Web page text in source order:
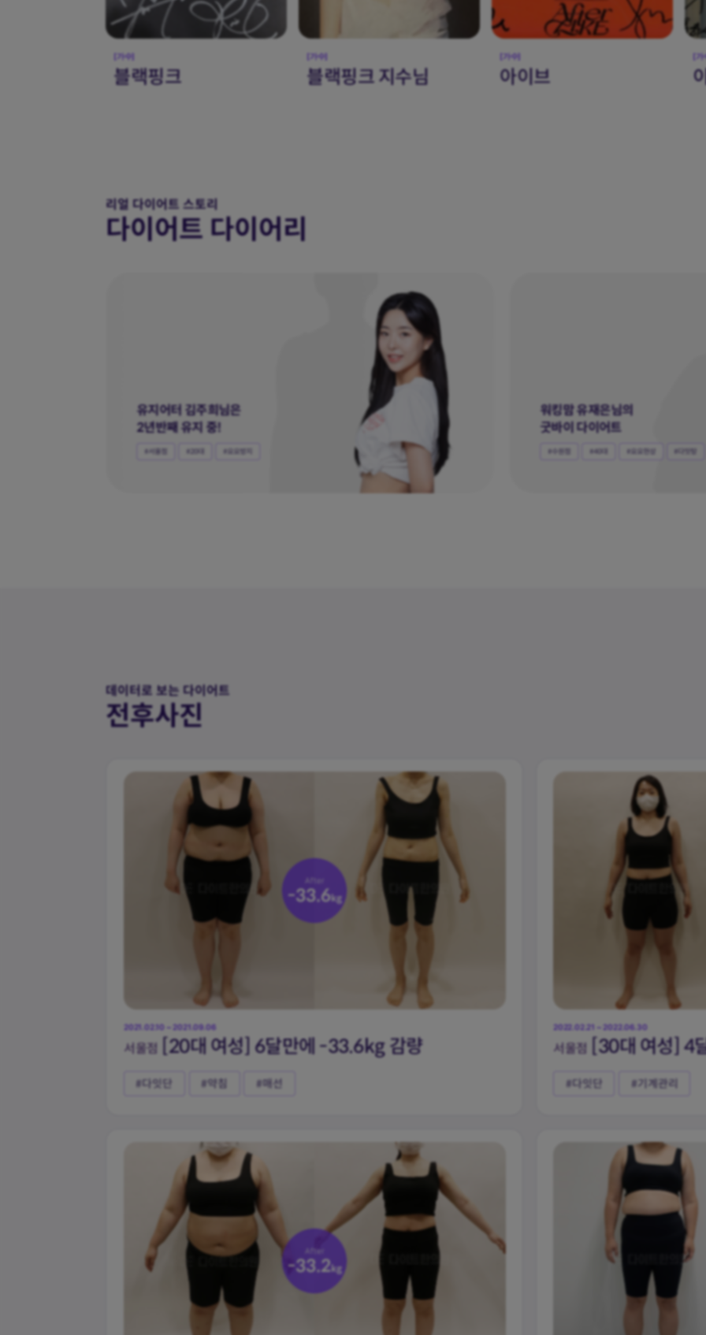
[가수]
블랙핑크 지수님
[가수]
아이브
[가수]
이찬원님
[
리얼 다이어트 스토리
다이어트 다이어리
워킹맘 유재은님의
굿바이 다이어트
#수원점 #40대 #요요현상
20대 직장인 윤희님의
요요없는 다이어트
#서울점 #20대 #요요현상 #다잇탕
데이터로 보는 다이어트
전후사진
After
-33.6kg
2021.02.10 ~ 2021.09.06
서울점 [20대 여성] 6달만에 -33.6kg 감량
#다잇단 #약침 #매선
체지방량
-29.2
체지방률
-27.3
2022.02.21 ~ 2022.06.30
서울점 [30대 여성] 4
#다잇단 #기계관리
체지방률
-10.3
After
-33.2kg
체지방량
-30
kg
체지방률
-22.2
%
체지방률
-20.8